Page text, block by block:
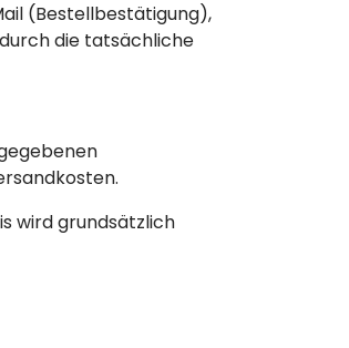
(Bestellbestätigung),
die tatsächliche
wird grundsätzlich